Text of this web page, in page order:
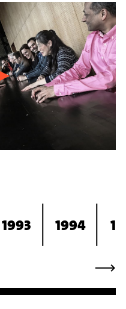
1993 1994
⟶